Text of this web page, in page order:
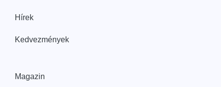
Hírek
Kedvezmények
Magazin